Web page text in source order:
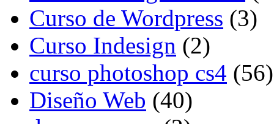
Curso de Wordpress (3)
Curso Indesign (2)
curso photoshop cs4 (56)
Diseño Web (40)